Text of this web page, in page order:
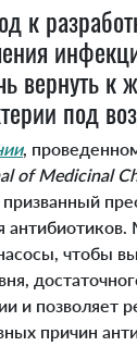
к
вернуть к
под
,
of Medicinal
призванный
чтобы
и
причин